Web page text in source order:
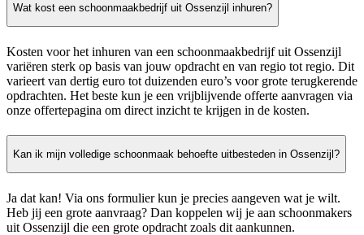
Wat kost een schoonmaakbedrijf uit Ossenzijl inhuren?
Kosten voor het inhuren van een schoonmaakbedrijf uit Ossenzijl
variëren sterk op basis van jouw opdracht en van regio tot regio. Dit
varieert van dertig euro tot duizenden euro’s voor grote terugkerende
opdrachten. Het beste kun je een vrijblijvende offerte aanvragen via
onze offertepagina om direct inzicht te krijgen in de kosten.
Kan ik mijn volledige schoonmaak behoefte uitbesteden in Ossenzijl?
Ja dat kan! Via ons formulier kun je precies aangeven wat je wilt.
Heb jij een grote aanvraag? Dan koppelen wij je aan schoonmakers
uit Ossenzijl die een grote opdracht zoals dit aankunnen.